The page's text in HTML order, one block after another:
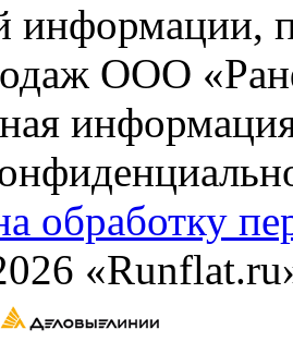
информации,
ООО
обработку